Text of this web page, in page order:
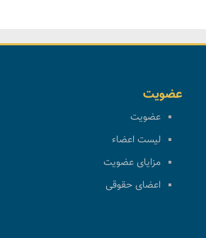
عضویت
عضویت
لیست اعضاء
مزایای عضویت
اعضای حقوقی